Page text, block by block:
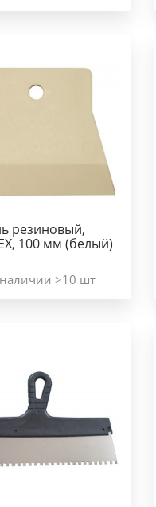
резиновый,
100 мм (белый)
>10 шт